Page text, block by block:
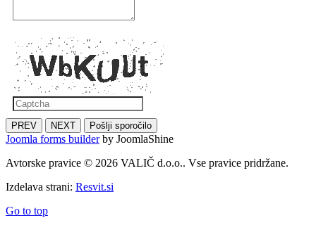
PREV NEXT Pošlji sporočilo
Joomla forms builderby JoomlaShine
Avtorske pravice © 2026 VALIČ d.o.o.. Vse pravice pridržane.
Izdelava strani: Resvit.si
Go to top